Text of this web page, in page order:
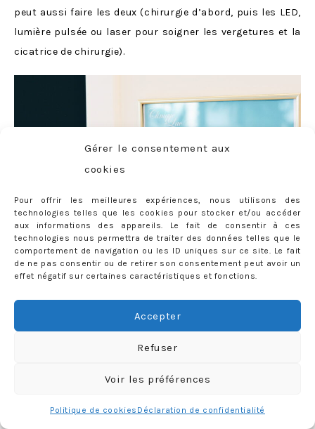
Gérer le consentement aux
cookies
Pour offrir les meilleures expériences, nous utilisons des
technologies telles que les cookies pour stocker et/ou accéder
aux informations des appareils. Le fait de consentir à ces
technologies nous permettra de traiter des données telles que le
comportement de navigation ou les ID uniques sur ce site. Le fait
de ne pas consentir ou de retirer son consentement peut avoir un
effet négatif sur certaines caractéristiques et fonctions.
Accepter
Refuser
Voir les préférences
Politique de cookies Déclaration de confidentialité
peut aussi faire les deux (chirurgie d’abord, puis les LED,
lumière pulsée ou laser pour soigner les vergetures et la
cicatrice de chirurgie).
– Comment se passe la convalescence après une
liposuccion ?
Dans la plupart des cas, il faut porter
de contention pour maintenir et plaquer les tissus
variables selon les zones (les hanches par exemple sont